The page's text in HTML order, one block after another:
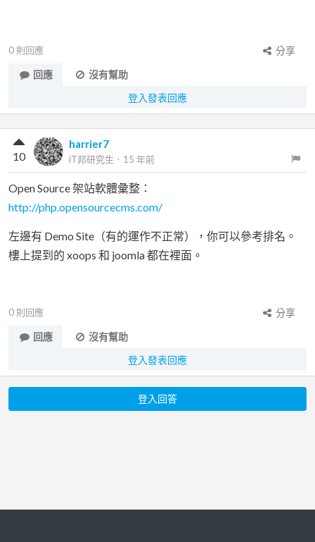
0 則回應
分享
回應
沒有幫助
登入發表回應
harrier7
iT邦研究生 ． 15 年前
10
Open Source 架站軟體彙整：
http://php.opensourcecms.com/
左邊有 Demo Site（有的運作不正常），你可以參考排名。
樓上提到的 xoops 和 joomla 都在裡面。
0 則回應
分享
回應
沒有幫助
登入發表回應
登入回答